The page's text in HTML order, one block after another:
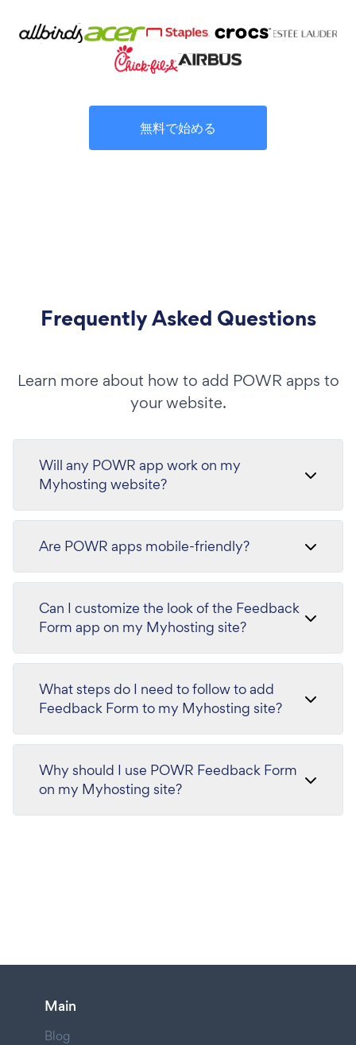
無料で始める
Frequently Asked Questions
Learn more about how to add POWR apps to
your website.
Will any POWR app work on my
Myhosting website?
Are POWR apps mobile-friendly?
Can I customize the look of the Feedback
Form app on my Myhosting site?
What steps do I need to follow to add
Feedback Form to my Myhosting site?
Why should I use POWR Feedback Form
on my Myhosting site?
Main
Blog